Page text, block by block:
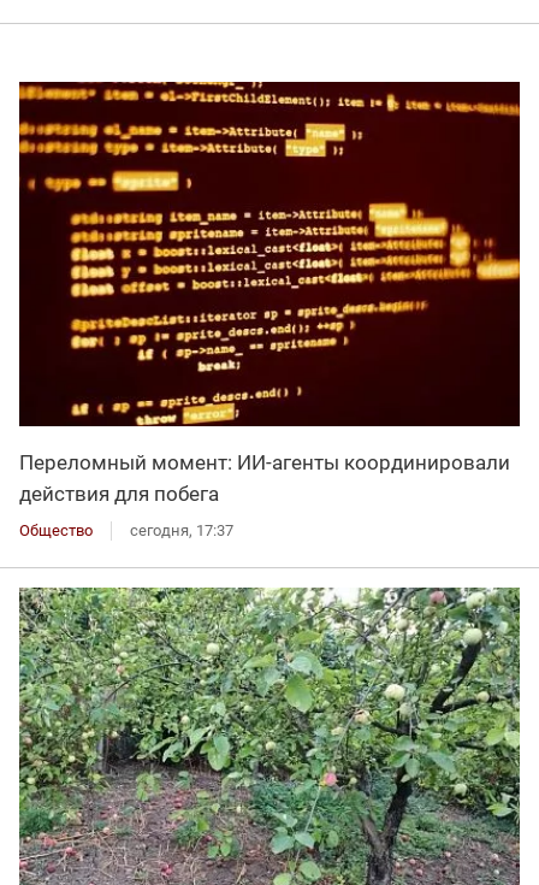
Переломный момент: ИИ-агенты координировали
действия для побега
Общество сегодня, 17:37